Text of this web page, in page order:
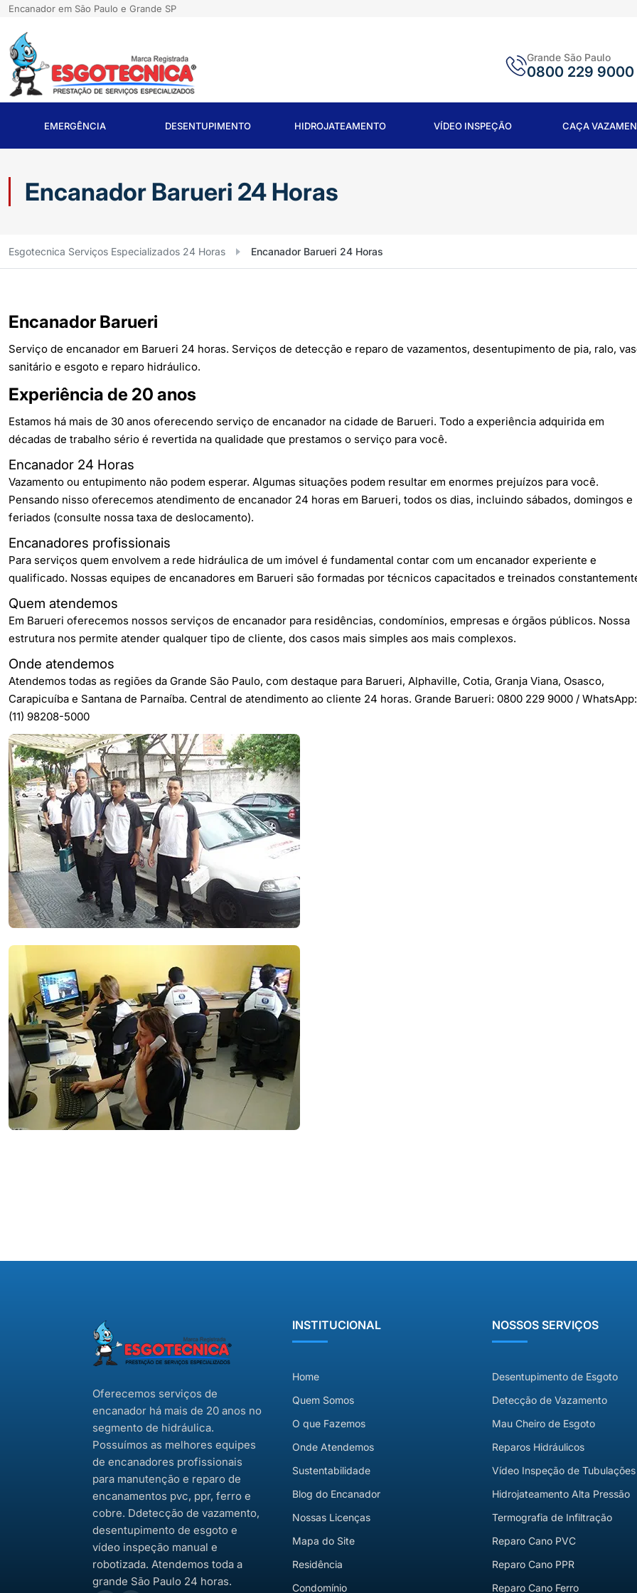
Encanador em São Paulo e Grande SP
Grande São Paulo
0800 229 9000
EMERGÊNCIA DESENTUPIMENTO HIDROJATEAMENTO VÍDEO INSPEÇÃO CAÇA
Encanador Barueri 24 Horas
Esgotecnica Serviços Especializados 24 Horas Encanador Barueri 24 Horas
Encanador Barueri
Serviço de encanador em Barueri 24 horas. Serviços de detecção e reparo de vazamentos, desentupimento de pia, ralo,
sanitário e esgoto e reparo hidráulico.
Experiência de 20 anos
Estamos há mais de 30 anos oferecendo serviço de encanador na cidade de Barueri. Todo a experiência adquirida em
décadas de trabalho sério é revertida na qualidade que prestamos o serviço para você.
Encanador 24 Horas
Vazamento ou entupimento não podem esperar. Algumas situações podem resultar em enormes prejuízos para você.
Pensando nisso oferecemos atendimento de encanador 24 horas em Barueri, todos os dias, incluindo sábados, domingos e
feriados (consulte nossa taxa de deslocamento).
Encanadores profissionais
Para serviços quem envolvem a rede hidráulica de um imóvel é fundamental contar com um encanador experiente e
qualificado. Nossas equipes de encanadores em Barueri são formadas por técnicos capacitados e treinados
Quem atendemos
Em Barueri oferecemos nossos serviços de encanador para residências, condomínios, empresas e órgãos públicos. Nossa
estrutura nos permite atender qualquer tipo de cliente, dos casos mais simples aos mais complexos.
Onde atendemos
Atendemos todas as regiões da Grande São Paulo, com destaque para Barueri, Alphaville, Cotia, Granja Viana, Osasco,
Carapicuíba e Santana de Parnaíba. Central de atendimento ao cliente 24 horas. Grande Barueri: 0800 229 9000 / WhatsApp:
(11) 98208-5000
Oferecemos serviços de
encanador há mais de 20 anos no
segmento de hidráulica.
Possuímos as melhores equipes
de encanadores profissionais
para manutenção e reparo de
encanamentos pvc, ppr, ferro e
cobre. Ddetecção de vazamento,
desentupimento de esgoto e
vídeo inspeção manual e
robotizada. Atendemos toda a
grande São Paulo 24 horas.
INSTITUCIONAL
Home
Quem Somos
O que Fazemos
Onde Atendemos
Sustentabilidade
Blog do Encanador
Nossas Licenças
Mapa do Site
Residência
Condomínio
NOSSOS SERVIÇOS
Desentupimento de Esgoto
Detecção de Vazamento
Mau Cheiro de Esgoto
Reparos Hidráulicos
Vídeo Inspeção de Tubulações
Hidrojateamento Alta Pressão
Termografia de Infiltração
Reparo Cano PVC
Reparo Cano PPR
Reparo Cano Ferro